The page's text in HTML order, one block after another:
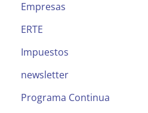
Empresas
ERTE
Impuestos
newsletter
Programa Continua